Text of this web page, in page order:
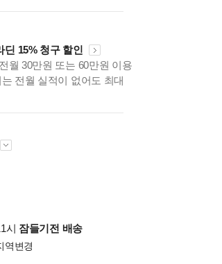
딘 15% 청구 할인
월 30만원 또는 60만원 이용
전월 실적이 없어도 최대
시 잠들기전 배송
역변경